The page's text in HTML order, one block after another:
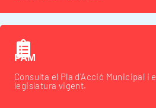
PAM
Consulta el Pla d'Acció Municipal i
legislatura vigent.